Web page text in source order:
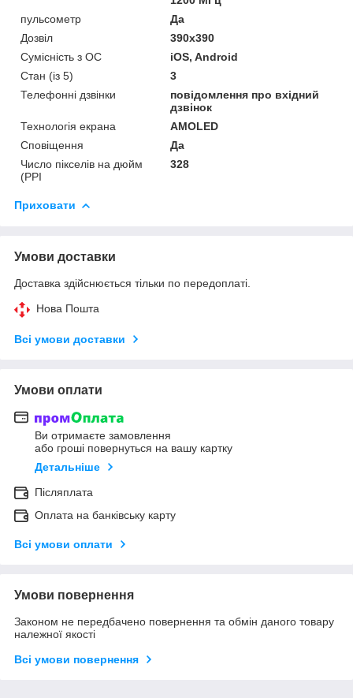
пульсометр
Да
Дозвіл
390x390
Сумісність з ОС
iOS, Android
Стан (із 5)
3
Телефонні дзвінки
повідомлення про вхідний
дзвінок
Технологія екрана
AMOLED
Сповіщення
Да
Число пікселів на дюйм
(PPI
328
Приховати
Умови доставки
Доставка здійснюється тільки по передоплаті.
Нова Пошта
Всі умови доставки
Умови оплати
Ви отримаєте замовлення
або гроші повернуться на вашу картку
Детальніше
Післяплата
Оплата на банківську карту
Всі умови оплати
Умови повернення
Законом не передбачено повернення та обмін даного товару
належної якості
Всі умови повернення